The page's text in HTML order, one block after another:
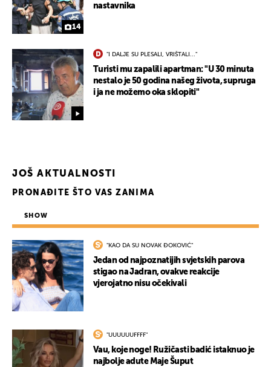
14
nastavnika
"I DALJE SU PLESALI, VRIŠTALI..."
Turisti mu zapalili apartman: "U 30 minuta
nestalo je 50 godina našeg života, supruga
i ja ne možemo oka sklopiti"
JOŠ AKTUALNOSTI
PRONAĐITE ŠTO VAS ZANIMA
SHOW
"KAO DA SU NOVAK ĐOKOVIĆ"
Jedan od najpoznatijih svjetskih parova
stigao na Jadran, ovakve reakcije
vjerojatno nisu očekivali
"UUUUUUFFFF"
Vau, koje noge! Ružičasti badić istaknuo je
najbolje adute Maje Šuput